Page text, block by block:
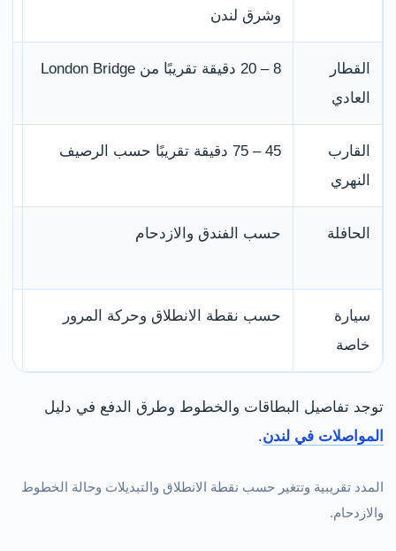
وشرق لندن
القطار
العادي
8 – 20 دقيقة تقريبًا من London Bridge
القارب
النهري
45 – 75 دقيقة تقريبًا حسب الرصيف
الحافلة حسب الفندق والازدحام
سيارة
خاصة
حسب نقطة الانطلاق وحركة المرور
توجد تفاصيل البطاقات والخطوط وطرق الدفع في دليل
المواصلات في لندن.
المدد تقريبية وتتغير حسب نقطة الانطلاق والتبديلات وحالة الخطوط
والازدحام.